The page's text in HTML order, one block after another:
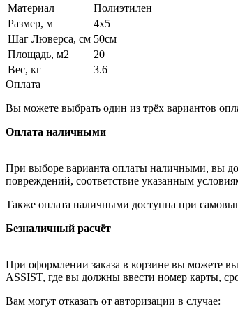
Материал
Полиэтилен
Размер, м
4x5
Шаг Люверса, см 50см
Площадь, м2
20
Вес, кг
3.6
Оплата
Вы можете выбрать один из трёх вариантов
Оплата наличными
При выборе варианта оплаты наличными, вы
повреждений, соответствие указанным
Также оплата наличными доступна при
Безналичный расчёт
При оформлении заказа в корзине вы можете
ASSIST, где вы должны ввести номер карты,
Вам могут отказать от авторизации в случае: